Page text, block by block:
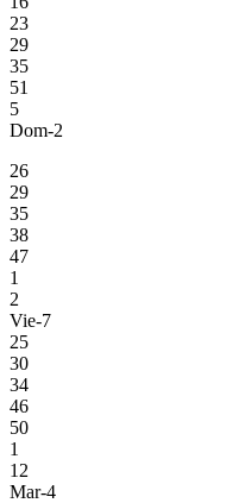
23
29
35
51
5
Dom-2
26
29
35
38
47
1
2
Vie-7
25
30
34
46
50
1
12
Mar-4